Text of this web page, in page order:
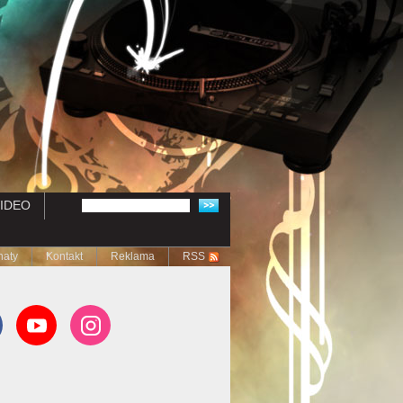
Kontakt Reklama RSS